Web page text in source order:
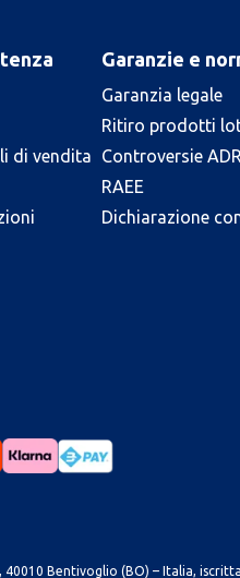
di vendita
Garanzie e
Garanzia legale
Ritiro prodotti
Controversie
RAEE
Dichiarazione
Bentivoglio (BO) – Italia,